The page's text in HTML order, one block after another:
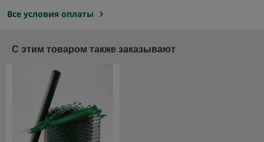
Все условия оплаты
С этим товаром также заказывают